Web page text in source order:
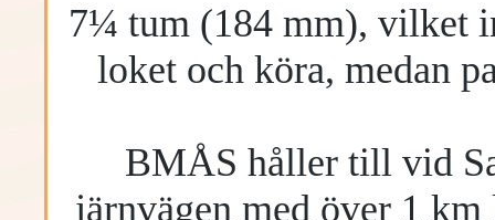
7¼ tum (184 mm), vilket
loket och köra, medan
BMÅS håller till vid
järnvägen med över 1